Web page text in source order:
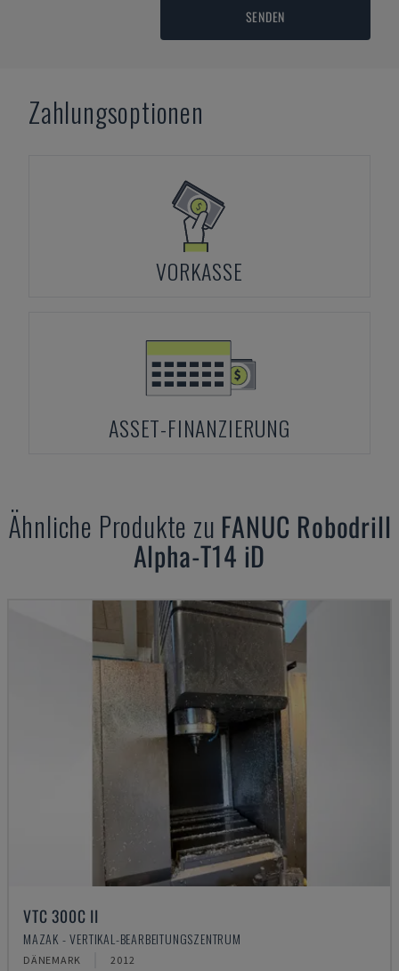
SENDEN
Zahlungsoptionen
VORKASSE
ASSET-FINANZIERUNG
Ähnliche Produkte zu FANUC Robodrill
Alpha-T14 iD
VTC 300C II
MAZAK - VERTIKAL-BEARBEITUNGSZENTRUM
DÄNEMARK 2012